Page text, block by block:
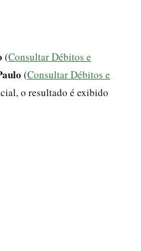
(Consultar Débitos e
(Consultar Débitos e
o resultado é exibido